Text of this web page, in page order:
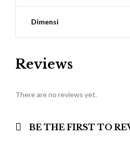
Dimensi
Reviews
There are no reviews yet.
BE THE FIRST TO